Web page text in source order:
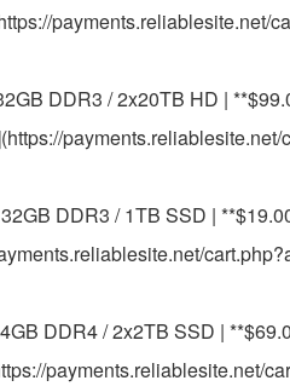
payments.reliablesite.net/
DDR3 / 2x20TB HD |
DDR3 / 1TB SSD |
DDR4 / 2x2TB SSD |
payments.reliablesite.net/